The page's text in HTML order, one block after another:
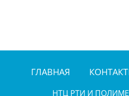
ГЛАВНАЯ
НТЦ РТИ И